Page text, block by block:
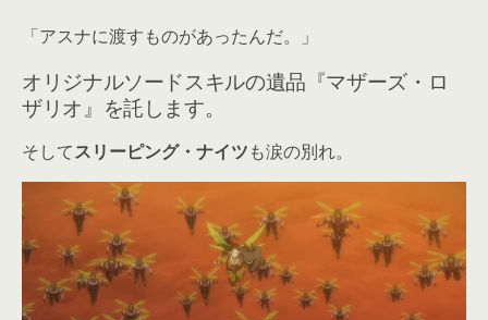
「アスナに渡すものがあったんだ。」
オリジナルソードスキルの遺品『マザーズ・ロ
ザリオ』を託します。
そしてスリーピング・ナイツも涙の別れ。